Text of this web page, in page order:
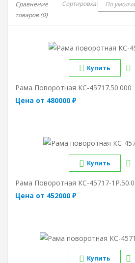
Сравнение
товаров (0)
Сортировка:
Купить
Рама Поворотная КС-45717.50.000
Цена от 480000 ₽
Купить
Рама Поворотная КС-45717-
Цена от 452000 ₽
Купить